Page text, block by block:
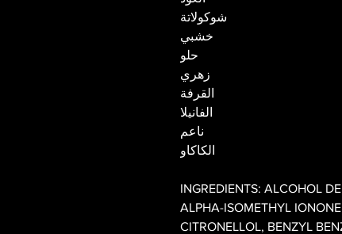
شوكولاتة
خشبي
حلو
زهري
القرفة
الفانيلا
ناعم
الكاكاو
INGREDIENTS: ALCOHOL
ALPHA-ISOMETHYL
CITRONELLOL, BENZYL